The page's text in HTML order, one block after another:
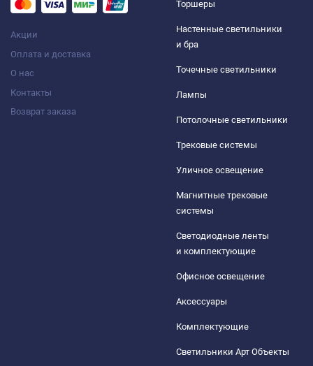
Акции
Оплата и доставка
О нас
Контакты
Возврат заказа
Торшеры
Настенные светильники
и бра
Точечные светильники
Лампы
Потолочные светильники
Трековые системы
Уличное освещение
Магнитные трековые
системы
Светодиодные ленты
и комплектующие
Офисное освещение
Аксессуары
Комплектующие
Светильники Арт Объекты